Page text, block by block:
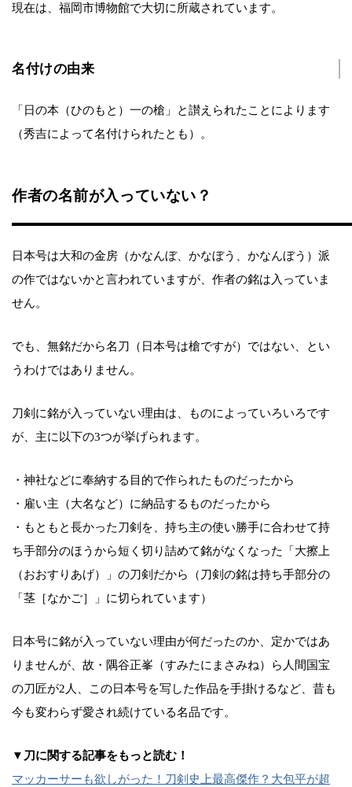
現在は、福岡市博物館で大切に所蔵されています。
名付けの由来
「日の本（ひのもと）一の槍」と讃えられたことによります
（秀吉によって名付けられたとも）。
作者の名前が入っていない？
日本号は大和の金房（かなんぼ、かなぼう、かなんぼう）派
の作ではないかと言われていますが、作者の銘は入っていま
せん。
でも、無銘だから名刀（日本号は槍ですが）ではない、とい
うわけではありません。
刀剣に銘が入っていない理由は、ものによっていろいろです
が、主に以下の3つが挙げられます。
・神社などに奉納する目的で作られたものだったから
・雇い主（大名など）に納品するものだったから
・もともと長かった刀剣を、持ち主の使い勝手に合わせて持
ち手部分のほうから短く切り詰めて銘がなくなった「大擦上
（おおすりあげ）」の刀剣だから（刀剣の銘は持ち手部分の
「茎［なかご］」に切られています）
日本号に銘が入っていない理由が何だったのか、定かではあ
りませんが、故・隅谷正峯（すみたにまさみね）ら人間国宝
の刀匠が2人、この日本号を写した作品を手掛けるなど、昔も
今も変わらず愛され続けている名品です。
▼刀に関する記事をもっと読む！
マッカーサーも欲しがった！刀剣史上最高傑作？大包平が超